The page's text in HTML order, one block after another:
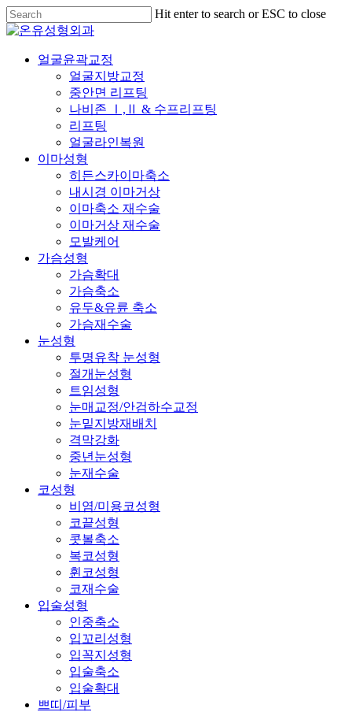
Skip
to
main
content
Hit enter to search or ESC to close
Close
Menu
얼굴윤곽교정
얼굴지방교정
중안면 리프팅
나비존 Ⅰ,Ⅱ & 수프리프팅
리프팅
얼굴라인복원
이마성형
히든스카이마축소
내시경 이마거상
이마축소 재수술
이마거상 재수술
모발케어
가슴성형
가슴확대
가슴축소
유두&유륜 축소
가슴재수술
눈성형
투명유착 눈성형
절개눈성형
트임성형
눈매교정/안검하수교정
눈밑지방재배치
격막강화
중년눈성형
눈재수술
코성형
비염/미용코성형
코끝성형
콧볼축소
복코성형
휜코성형
코재수술
입술성형
인중축소
입꼬리성형
입꼭지성형
입술축소
입술확대
쁘띠/피부